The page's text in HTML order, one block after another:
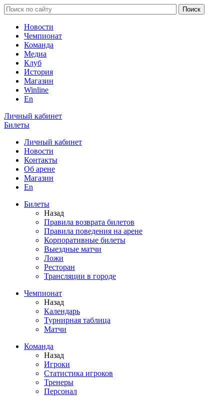
Новости
Чемпионат
Команда
Медиа
Клуб
История
Магазин
Winline
En
Личный кабинет
Билеты
Личный кабинет
Новости
Контакты
Об арене
Магазин
En
Билеты
Назад
Правила возврата билетов
Правила поведения на арене
Корпоративные билеты
Выездные матчи
Ложи
Ресторан
Трансляции в городе
Чемпионат
Назад
Календарь
Турнирная таблица
Матчи
Команда
Назад
Игроки
Статистика игроков
Тренеры
Персонал